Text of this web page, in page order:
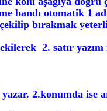
bandı otomatik 1
bırakmak
2. satır
2.konumda ise